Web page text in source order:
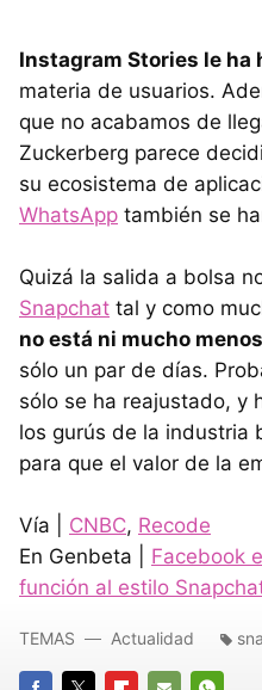
Instagram Stories le ha
materia de usuarios.
que no acabamos de
Zuckerberg parece
su ecosistema de
WhatsApp también se
Quizá la salida a bolsa
Snapchat tal y como
no está ni mucho
sólo un par de días.
sólo se ha reajustado, y
los gurús de la industria
para que el valor de la
Vía | CNBC, Recode
En Genbeta | Facebook
función al estilo
TEMAS Actualidad